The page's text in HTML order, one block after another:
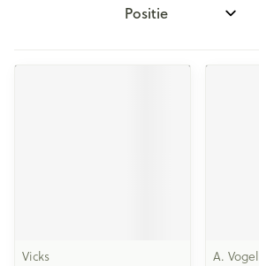
Sorteer op:
Vicks
A. Vogel